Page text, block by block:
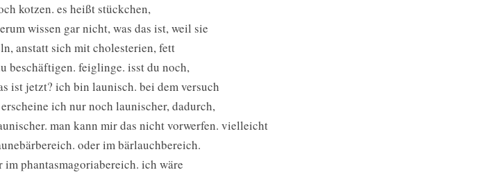
kotzen. es heißt stückchen,
wissen gar nicht, was das ist, weil sie
anstatt sich mit cholesterien, fett
beschäftigen. feiglinge. isst du noch,
ist jetzt? ich bin launisch. bei dem versuch
ich nur noch launischer, dadurch,
man kann mir das nicht vorwerfen. vielleicht
oder im bärlauchbereich.
phantasmagoriabereich. ich wäre